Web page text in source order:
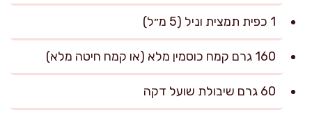
1 כפית תמצית וניל (5 מ״ל)
160 גרם קמח כוסמין מלא (או קמח חיטה מלא)
60 גרם שיבולת שועל דקה